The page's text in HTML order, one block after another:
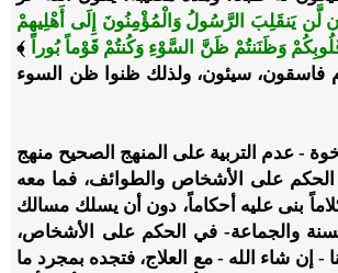
لَّن يَنقَلِبَ الرَّسُولُ وَالْمُؤْمِنُونَ إِلَى أَهْلِيهِمْ
وَظَنَنتُمْ ظَنَّ السَّوْءِ وَكُنتُمْ قَوْماً بُوراً ﴾
قوم فاسقون، سيئون، ولذلك ظنوا ظن السوء
- عدم التربية على المنهج الصحيح منهج
الحكم على الأشخاص والطوائف، فما معه
بنى عليه أحكاماً، دون أن يسلك مسالك
والجماعة- في الحكم على الأشخاص،
- إن شاء الله - مع العلاج، فتجده بمجرد ما